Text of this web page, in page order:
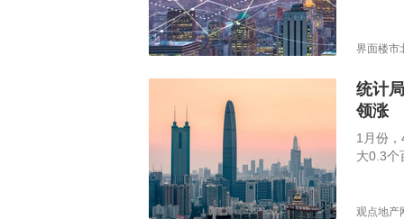
界面楼市
统计
领涨
1月份
大0.3个
观点地产